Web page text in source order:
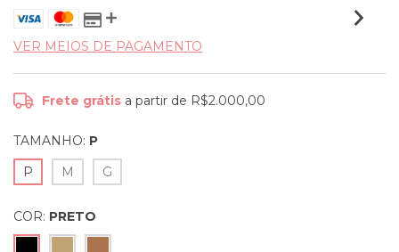
VER MEIOS DE PAGAMENTO
Frete grátis a partir de R$2.000,00
TAMANHO: P
P
M G
COR: PRETO